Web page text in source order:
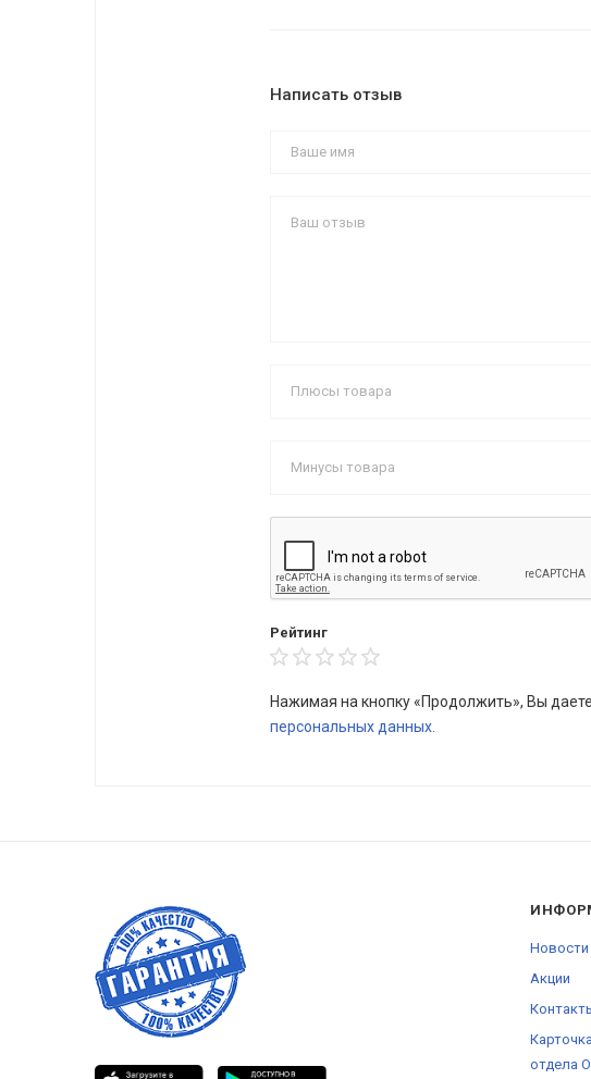
Написать отзыв
Рейтинг
Нажимая на кнопку «Продолжить», Вы даете
персональных данных.
Новости
Акции
отдела